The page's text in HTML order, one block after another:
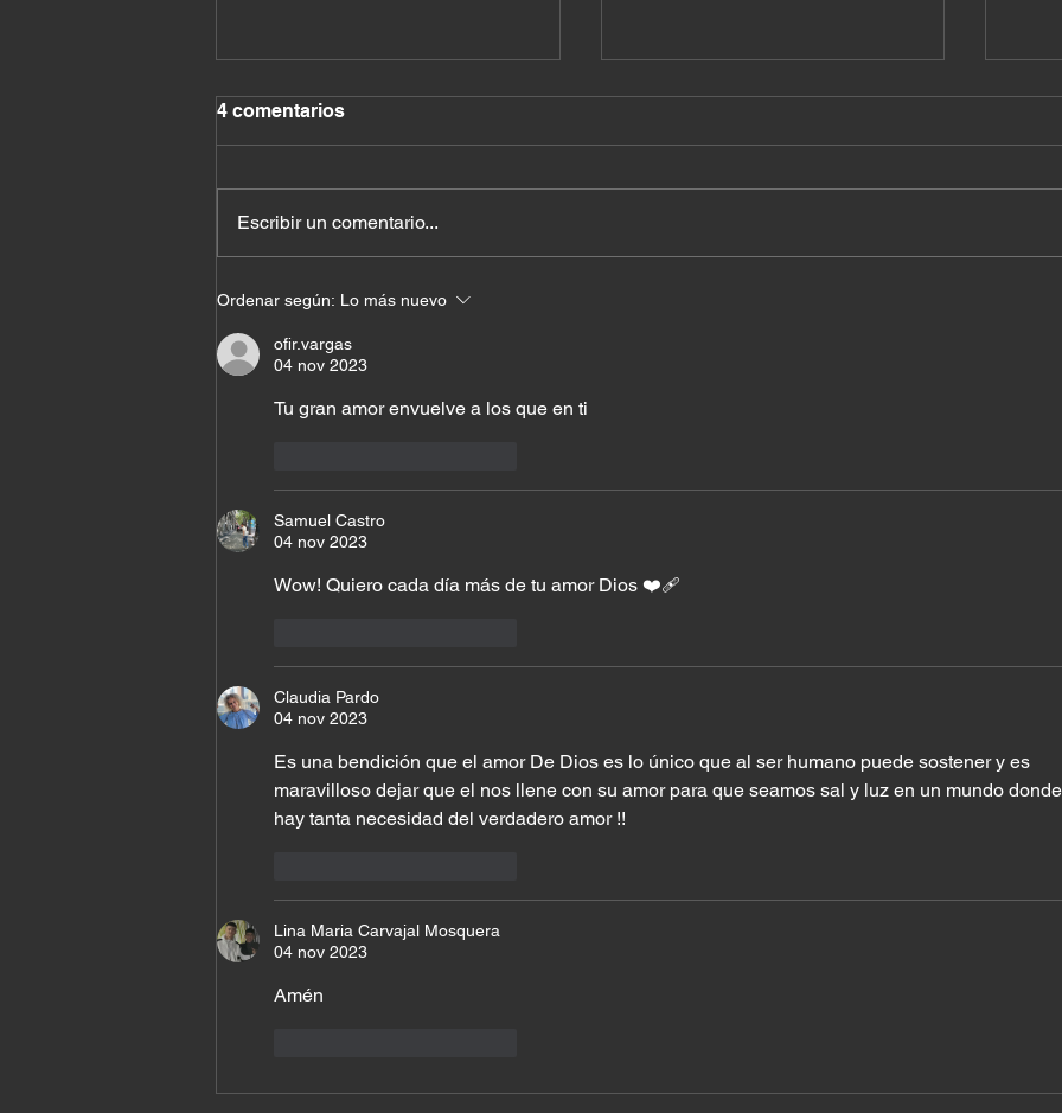
El costo de querer quedar
bien con todos
4 comentarios
Escribir un comentario...
Ordenar según: Lo más nuevo
ofir.vargas
04 nov 2023
Tu gran amor envuelve a los que en ti
Samuel Castro
04 nov 2023
Wow! Quiero cada día más de tu amor Dios ❤️‍🩹
Claudia Pardo
04 nov 2023
Es una bendición que el amor De Dios es lo único que al ser humano puede sostener y es
maravilloso dejar que el nos llene con su amor para que seamos sal y luz en un mundo donde
hay tanta necesidad del verdadero amor !!
Lina Maria Carvajal Mosquera
04 nov 2023
Amén